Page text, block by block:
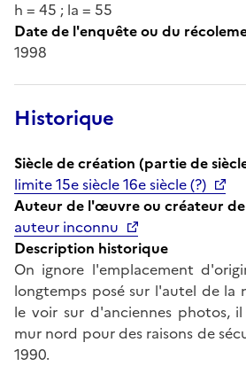
h = 45 ; la = 55
Date de l'enquête ou du
1998
Historique
Siècle de création (partie de
limite 15e siècle 16e siècle (?)
Auteur de l'œuvre ou créateur
auteur inconnu
Description historique
On ignore l'emplacement
longtemps posé sur l'autel de la
le voir sur d'anciennes photos,
mur nord pour des raisons de
1990.